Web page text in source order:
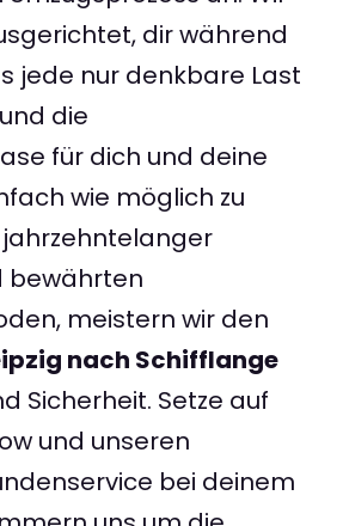
dir während
jede nur denkbare Last
die
für dich und deine
wie möglich zu
bewährten
meistern wir den
nach Schifflange
Sicherheit. Setze auf
und unseren
bei deinem